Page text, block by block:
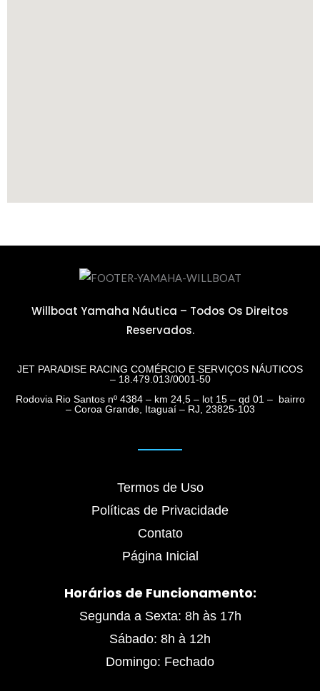
Willboat Yamaha Náutica – Todos Os Direitos
Reservados.
JET PARADISE RACING COMÉRCIO E SERVIÇOS NÁUTICOS
– 18.479.013/0001-50
Rodovia Rio Santos nº 4384 – km 24,5 – lot 15 – qd 01 – bairro
– Coroa Grande, Itaguaí – RJ, 23825-103
Termos de Uso
Políticas de Privacidade
Contato
Página Inicial
Horários de Funcionamento:
Segunda a Sexta: 8h às 17h
Sábado: 8h à 12h
Domingo: Fechado